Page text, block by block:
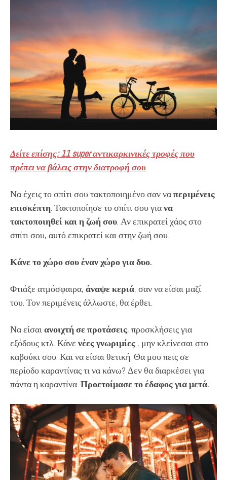
Δείτε επίσης: 11 super αντικαρκινικές τροφές που
πρέπει να βάλεις στην διατροφή σου
Να έχεις το σπίτι σου τακτοποιημένο σαν ναπεριμένεις
επισκέπτη. Τακτοποίησε το σπίτι σου γιανα
τακτοποιηθεί και η ζωή σου. Αν επικρατεί χάος στο
σπίτι σου, αυτό επικρατεί και στην ζωή σου.
Κάνε το χώρο σου έναν χώρο για δυο.
Φτιάξε ατμόσφαιρα, άναψε κεριά, σαν να είσαι μαζί
του. Τον περιμένεις άλλωστε, θα έρθει.
Να είσαιανοιχτή σε προτάσεις, προσκλήσεις για
εξόδους κτλ. Κάνε νέες γνωριμίες , μην κλείνεσαι στο
καβούκι σου. Και να είσαι θετική. Θα μου πεις σε
περίοδο καραντίνας τι να κάνω? Δεν θα διαρκέσει για
πάντα η καραντίνα. Προετοίμασε το έδαφος για μετά.